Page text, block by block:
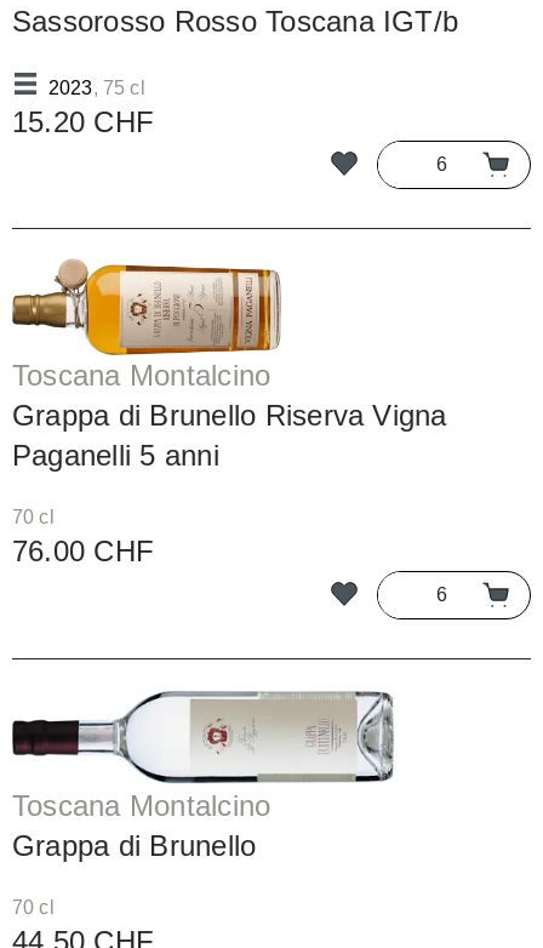
Sassorosso Rosso Toscana IGT/b
2023, 75 cl
15.20 CHF
Toscana Montalcino
Grappa di Brunello Riserva Vigna
Paganelli 5 anni
70 cl
76.00 CHF
Toscana Montalcino
Grappa di Brunello
70 cl
44.50 CHF